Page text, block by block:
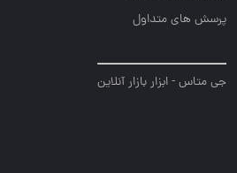
پرسش های متداول
جی متاس - ابزار بازار آنلاین